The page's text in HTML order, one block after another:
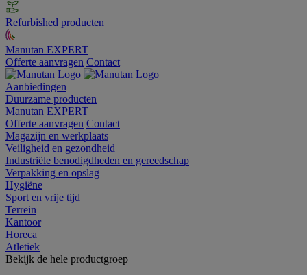
Refurbished producten
Manutan EXPERT
Offerte aanvragen Contact
Aanbiedingen
Duurzame producten
Manutan EXPERT
Offerte aanvragen Contact
Magazijn en werkplaats
Veiligheid en gezondheid
Industriële benodigdheden en gereedschap
Verpakking en opslag
Hygiëne
Sport en vrije tijd
Terrein
Kantoor
Horeca
Atletiek
Bekijk de hele productgroep